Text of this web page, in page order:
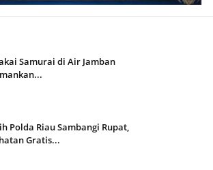
Samurai di Air Jamban
Polda Riau Sambangi Rupat,
Gratis...